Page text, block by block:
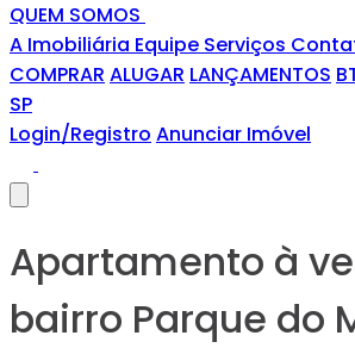
QUEM SOMOS
A Imobiliária Equipe Serviços
COMPRAR ALUGAR LANÇAMENTOS
SP
Login/Registro Anunciar Imóvel
Apartamento à
bairro Parque do